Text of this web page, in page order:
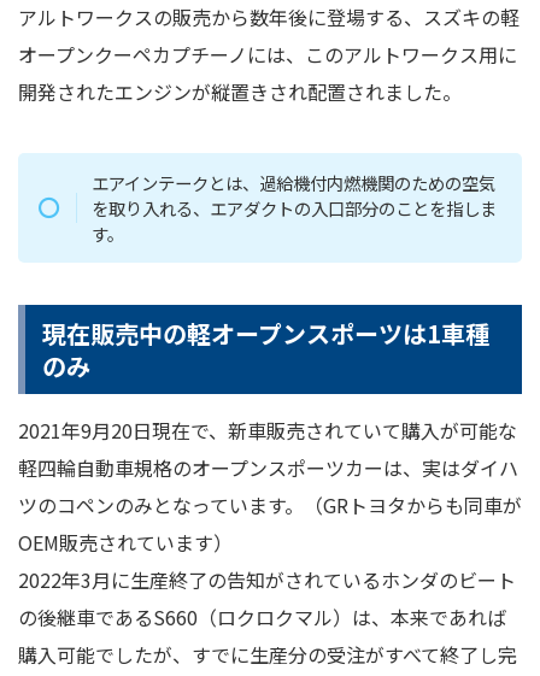
アルトワークスの販売から数年後に登場する、スズキの軽
オープンクーペカプチーノには、このアルトワークス用に
開発されたエンジンが縦置きされ配置されました。
エアインテークとは、過給機付内燃機関のための空気
を取り入れる、エアダクトの入口部分のことを指しま
す。
現在販売中の軽オープンスポーツは1車種
のみ
2021年9月20日現在で、新車販売されていて購入が可能な
軽四輪自動車規格のオープンスポーツカーは、実はダイハ
ツのコペンのみとなっています。（GRトヨタからも同車が
OEM販売されています）
2022年3月に生産終了の告知がされているホンダのビート
の後継車であるS660（ロクロクマル）は、本来であれば
購入可能でしたが、すでに生産分の受注がすべて終了し完